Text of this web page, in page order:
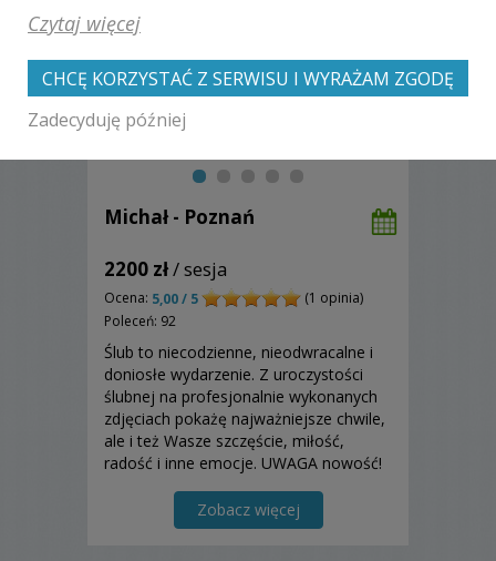
Michał - Poznań
2200 zł/ sesja
Ocena: 5,00 / 5
(1 opinia)
Poleceń: 92
Ślub to niecodzienne, nieodwracalne i
doniosłe wydarzenie. Z uroczystości
ślubnej na profesjonalnie wykonanych
zdjęciach pokażę najważniejsze chwile,
ale i też Wasze szczęście, miłość,
radość i inne emocje. UWAGA nowość!
aparat na weselu. Zapytaj-polecam.
Zobacz więcej
Czytaj więcej
CHCĘ KORZYSTAĆ Z SERWISU I WYRAŻAM ZGODĘ
Zadecyduję później